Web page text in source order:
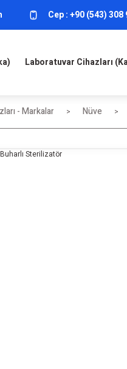
Cep :+90 (543) 308
Laboratuvar Cihazları
- Markalar Nüve